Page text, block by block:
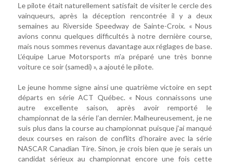
Le pilote était naturellement satisfait de visiter le cercle des
vainqueurs, après la déception rencontrée il y a deux
semaines au Riverside Speedway de Sainte-Croix. « Nous
avions connu quelques difficultés à notre dernière course,
mais nous sommes revenus davantage aux réglages de base.
L’équipe Larue Motorsports m’a préparé une très bonne
voiture ce soir (samedi) », a ajouté le pilote.
Le jeune homme signe ainsi une quatrième victoire en sept
départs en série ACT Québec. « Nous connaissons une
autre excellente saison, après avoir remporté le
championnat de la série l’an dernier. Malheureusement, je ne
suis plus dans la course au championnat puisque j’ai manqué
deux courses en raison de conflits d’horaire avec la série
NASCAR Canadian Tire. Sinon, je crois bien que je serais un
candidat sérieux au championnat encore une fois cette